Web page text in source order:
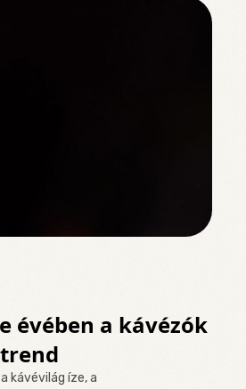
évében a kávézók
kávévilág íze, a